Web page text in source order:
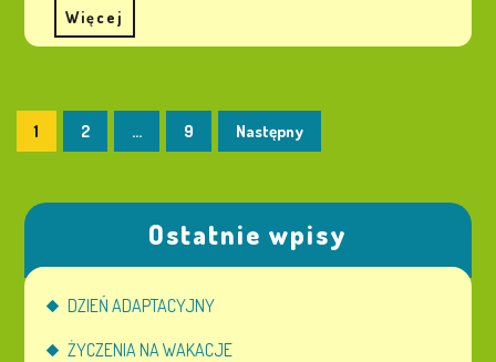
Więcej
1 2 … 9 Następny
Ostatnie wpisy
DZIEŃ ADAPTACYJNY
ŻYCZENIA NA WAKACJE